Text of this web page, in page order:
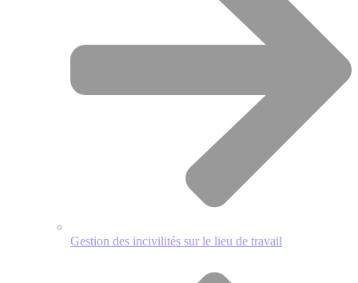
Gestion des incivilités sur le lieu de travail